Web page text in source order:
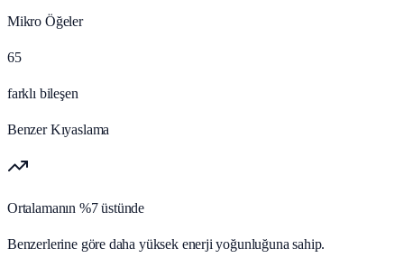
Mikro Öğeler
65
farklı bileşen
Benzer Kıyaslama
Ortalamanın %7 üstünde
Benzerlerine göre daha yüksek enerji yoğunluğuna sahip.